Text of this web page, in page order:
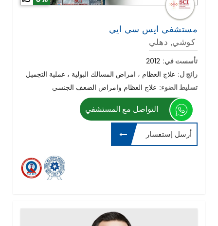
مستشفي ايس سي ايي
كوشي, دهلي
تأسست في: 2012
رائج ل: علاج العظام ، امراض المسالك البولية ، عملية التجميل
تسليط الضوء: علاج العظام وامراض الضعف الجنسي
التواصل مع المستشفي
أرسل إستفسار